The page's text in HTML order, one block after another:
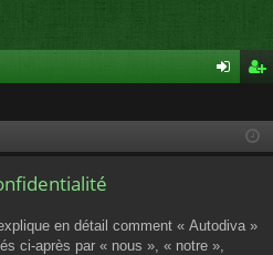
cri
en détail comment « Autodiva »
ci-après par « nous », « notre »,